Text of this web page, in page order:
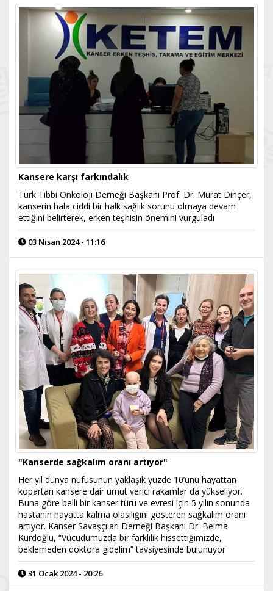
Kansere karşı farkındalık
Türk Tıbbi Onkoloji Derneği Başkanı Prof. Dr. Murat Dinçer,
kanserin hala ciddi bir halk sağlık sorunu olmaya devam
ettiğini belirterek, erken teşhisin önemini vurguladı
03 Nisan 2024 - 11:16
"Kanserde sağkalım oranı artıyor"
Her yıl dünya nüfusunun yaklaşık yüzde 10’unu hayattan
kopartan kansere dair umut verici rakamlar da yükseliyor.
Buna göre belli bir kanser türü ve evresi için 5 yılın sonunda
hastanın hayatta kalma olasılığını gösteren sağkalım oranı
artıyor. Kanser Savaşçıları Derneği Başkanı Dr. Belma
Kurdoğlu, “Vücudumuzda bir farklılık hissettiğimizde,
beklemeden doktora gidelim” tavsiyesinde bulunuyor
31 Ocak 2024 - 20:26